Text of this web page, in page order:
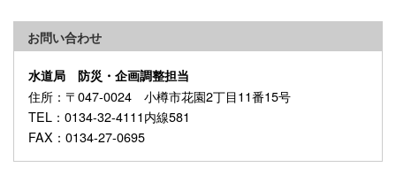
お問い合わせ
水道局 防災・企画調整担当
住所 ：〒047-0024 小樽市花園2丁目11番15号
TEL ：0134-32-4111内線581
FAX ：0134-27-0695